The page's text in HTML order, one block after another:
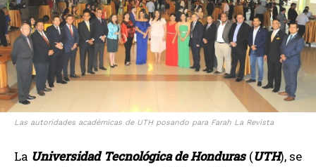
Las autoridades académicas de UTH posando para Farah La Revista
La Universidad Tecnológica de Honduras(UTH), se